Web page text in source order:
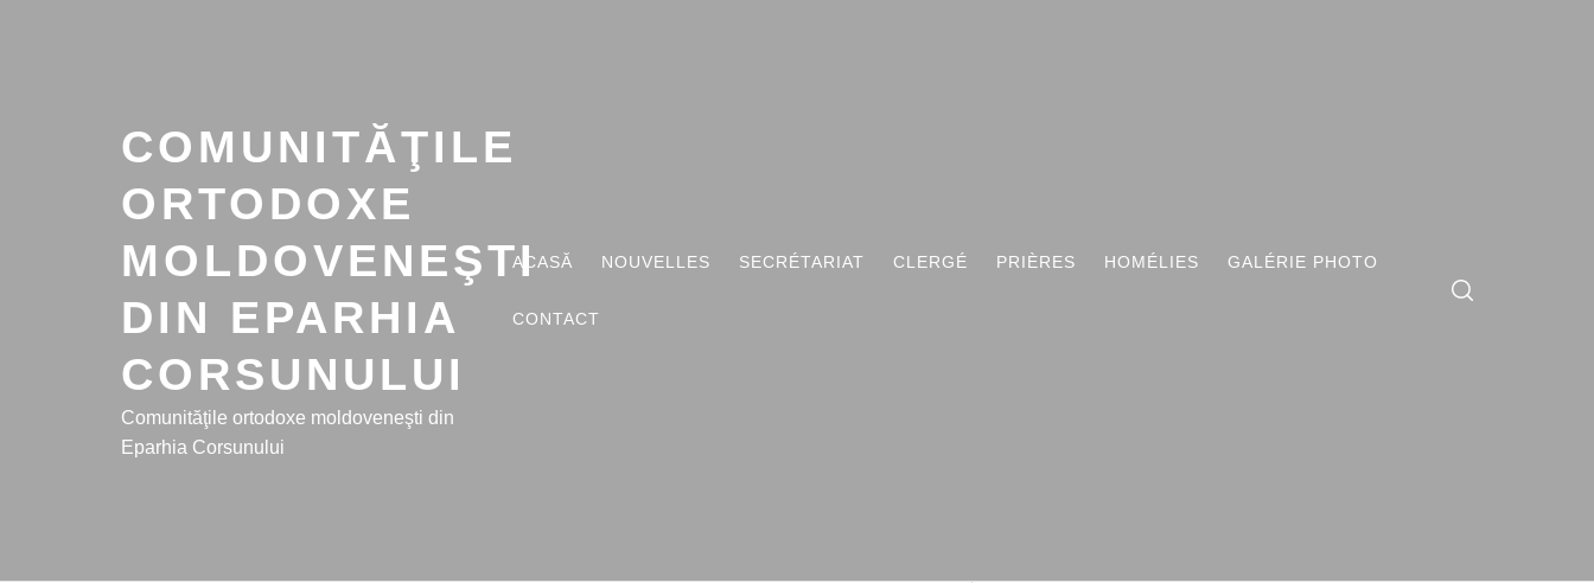
COMUNITĂŢILE
ORTODOXE
MOLDOVENEŞTI
DIN EPARHIA
CORSUNULUI
Comunităţile ortodoxe moldoveneşti din
Eparhia Corsunului
ACASĂ NOUVELLES SECRÉTARIAT CLERGÉ PRIÈRES HOMÉLIES GALÉRIE PHOTO
CONTACT